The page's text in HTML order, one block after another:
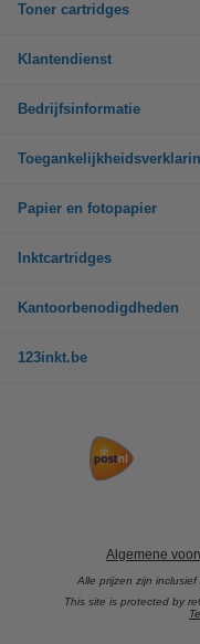
Toner cartridges
Klantendienst
Bedrijfsinformatie
Papier en fotopapier
Inktcartridges
Kantoorbenodigdheden
123inkt.be
Algemene
Alle prijzen zijn
This site is protected by